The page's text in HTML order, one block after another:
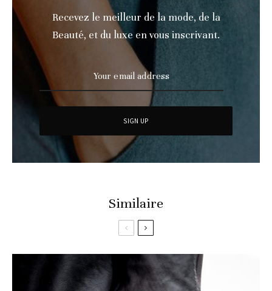
Recevez le meilleur de la mode, de la
Beauté, et du luxe en vous inscrivant.
Similaire